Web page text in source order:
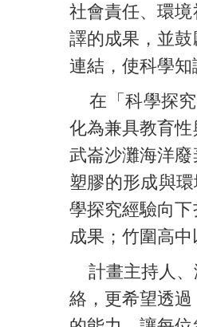
社會責任、環
譯的成果，並
連結，使科學知
在「科學探究
化為兼具教育
武崙沙灘海洋
塑膠的形成與
學探究經驗向
成果；竹圍高
計畫主持人、
絡，更希望透